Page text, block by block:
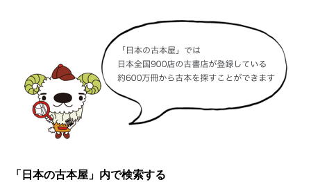
「日本の古本屋」内で検索する